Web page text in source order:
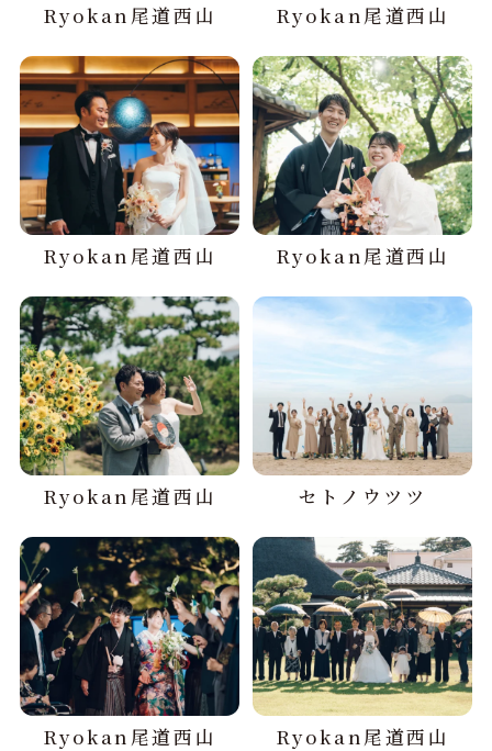
Ryokan尾道西山 Ryokan尾道西山
Ryokan尾道西山 Ryokan尾道西山
Ryokan尾道西山 セトノウツツ
Ryokan尾道西山 Ryokan尾道西山